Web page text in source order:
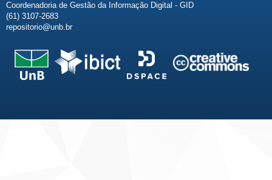
Coordenadoria de Gestão da Informação Digital - GID
(61) 3107-2683
repositorio@unb.br